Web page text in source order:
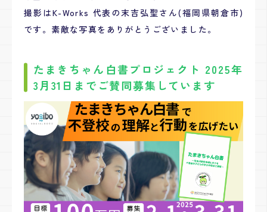
撮影はK-Works 代表の末吉弘聖さん(福岡県朝倉市)
です。素敵な写真をありがとうございました。
たまきちゃん白書プロジェクト 2025年
3月31日までご賛同募集しています